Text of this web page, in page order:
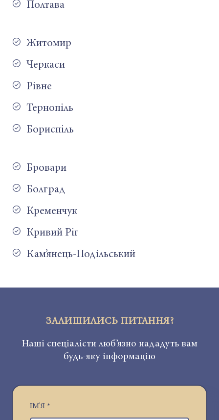
Полтава
Житомир
Черкаси
Рівне
Тернопіль
Бориспіль
Бровари
Болград
Кременчук
Кривий Ріг
Кам’янець-Подільський
ЗАЛИШИЛИСЬ ПИТАННЯ?
Наші спеціалісти люб’язно нададуть вам
будь-яку інформацію
ІМ'Я*